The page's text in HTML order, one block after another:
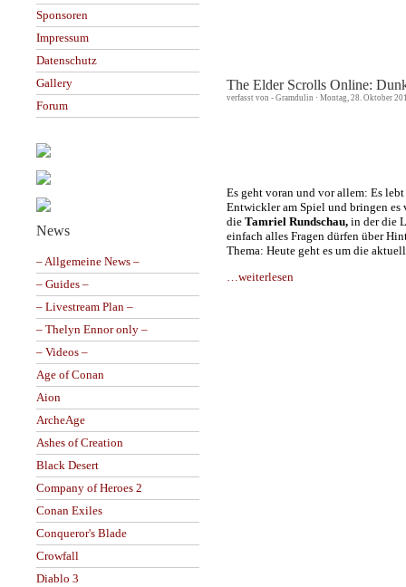
Sponsoren
Impressum
Datenschutz
Gallery
Forum
News
– Allgemeine News –
– Guides –
– Livestream Plan –
– Thelyn Ennor only –
– Videos –
Age of Conan
Aion
ArcheAge
Ashes of Creation
Black Desert
Company of Heroes 2
Conan Exiles
Conqueror's Blade
Crowfall
Diablo 3
The Elder Scrolls Online:
verfasst von - Gramdulin · Montag, 28. Oktober
Es geht voran und vor allem: Es
Entwickler am Spiel und bringen
die Tamriel Rundschau, in der die
einfach alles Fragen dürfen über
Thema: Heute geht es um die
…weiterlesen